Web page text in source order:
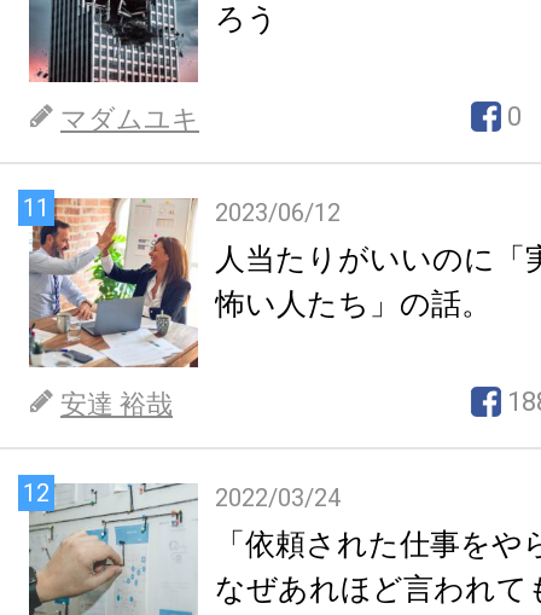
ろう
マダムユキ 0
11 2023/06/12
人当たりがいいのに「
怖い人たち」の話。
安達 裕哉
12 2022/03/24
「依頼された仕事を
なぜあれほど言われて